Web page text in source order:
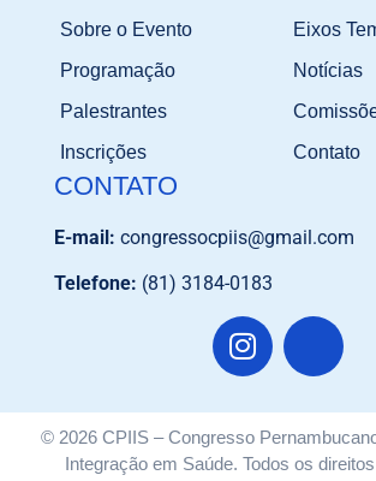
Sobre o Evento
Programação
Palestrantes
Inscrições
Eixos
Notícias
Contato
CONTATO
E-mail: congressocpiis@gmail.com
Telefone: (81) 3184-0183
© 2026 CPIIS – Congresso
Integração em Saúde. Todos os